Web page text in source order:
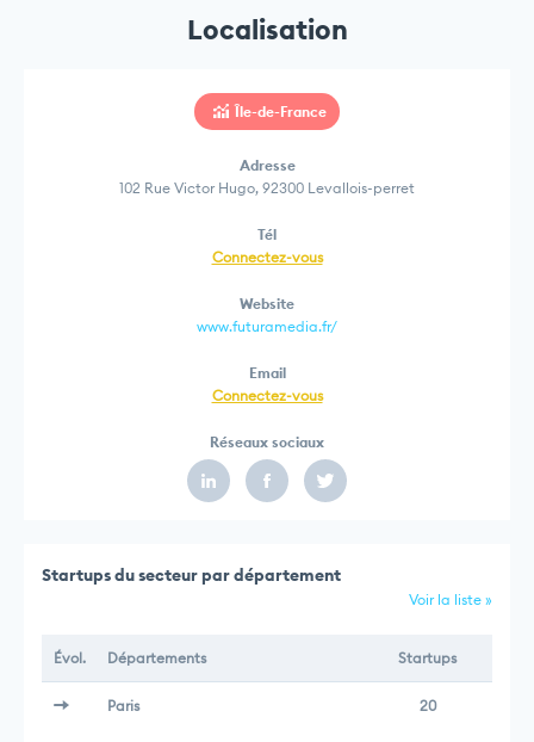
Localisation
Île-de-France
Adresse
102 Rue Victor Hugo, 92300 Levallois-perret
Tél
Connectez-vous
Website
www.futuramedia.fr/
Email
Connectez-vous
Réseaux sociaux
Startups du secteur par département
Voir la liste »
Évol. Départements Startups
Paris 20